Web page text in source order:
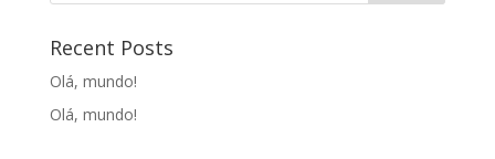
Recent Posts
Olá, mundo!
Olá, mundo!